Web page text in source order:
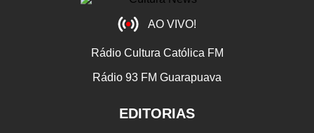
AO VIVO!
Rádio Cultura Católica FM
Rádio 93 FM Guarapuava
EDITORIAS